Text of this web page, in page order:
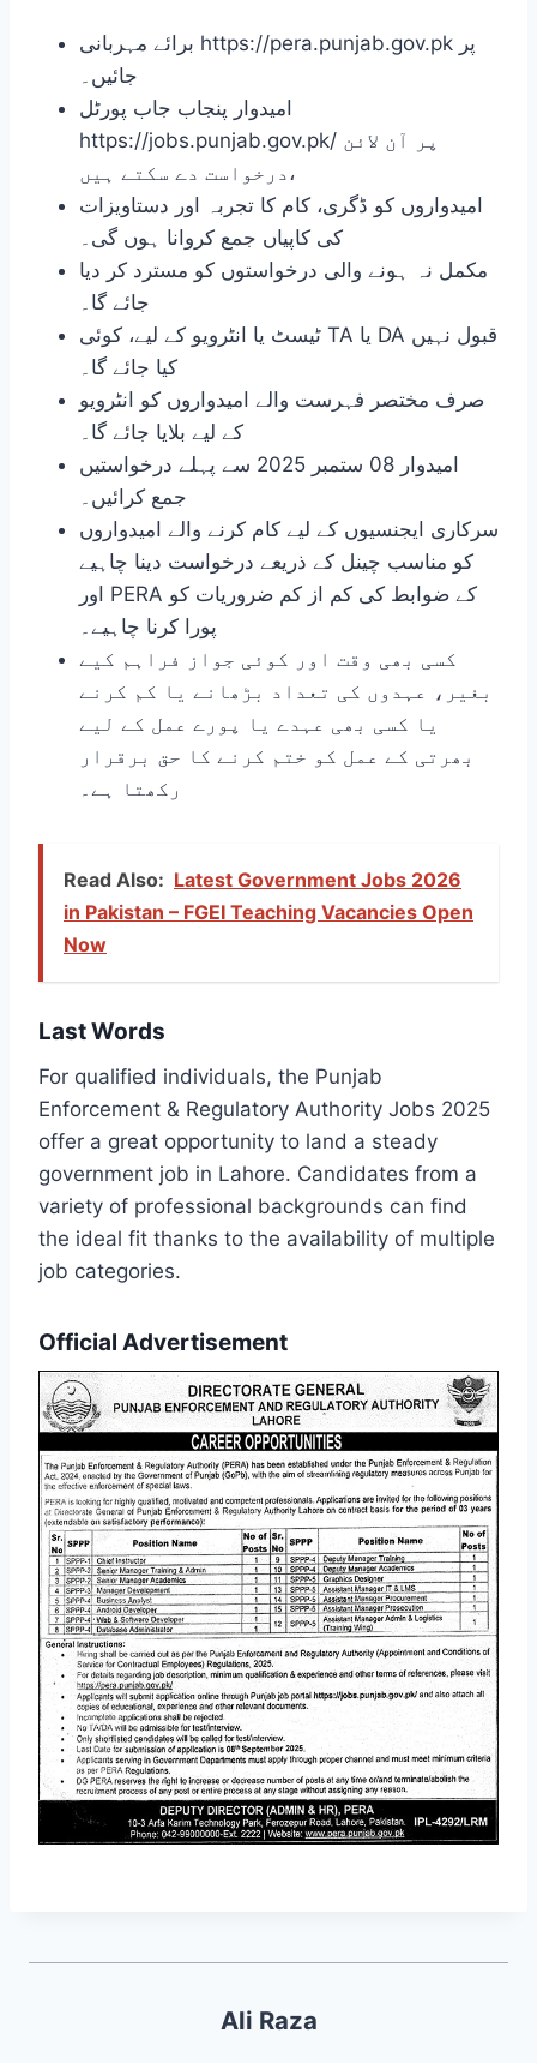
برائے مہربانی https://pera.punjab.gov.pk پر
جائیں۔
امیدوار پنجاب جاب پورٹل
https://jobs.punjab.gov.pk/ پر آن لائن
درخواست دے سکتے ہیں،
امیدواروں کو ڈگری، کام کا تجربہ اور دستاویزات
کی کاپیاں جمع کروانا ہوں گی۔
مکمل نہ ہونے والی درخواستوں کو مسترد کر دیا
جائے گا۔
ٹیسٹ یا انٹرویو کے لیے، کوئی TA یا DA قبول نہیں
کیا جائے گا۔
صرف مختصر فہرست والے امیدواروں کو انٹرویو
کے لیے بلایا جائے گا۔
امیدوار 08 ستمبر 2025 سے پہلے درخواستیں
جمع کرائیں۔
سرکاری ایجنسیوں کے لیے کام کرنے والے امیدواروں
کو مناسب چینل کے ذریعے درخواست دینا چاہیے
اور PERA کے ضوابط کی کم از کم ضروریات کو
پورا کرنا چاہیے۔
کسی بھی وقت اور کوئی جواز فراہم کیے
بغیر، عہدوں کی تعداد بڑھانے یا کم کرنے
یا کسی بھی عہدے یا پورے عمل کے لیے
بھرتی کے عمل کو ختم کرنے کا حق برقرار
رکھتا ہے۔
Read Also: Latest Government Jobs 2026
in Pakistan – FGEI Teaching Vacancies Open
Now
Last Words
For qualified individuals, the Punjab
Enforcement & Regulatory Authority Jobs 2025
offer a great opportunity to land a steady
government job in Lahore. Candidates from a
variety of professional backgrounds can find
the ideal fit thanks to the availability of multiple
job categories.
Official Advertisement
Ali Raza